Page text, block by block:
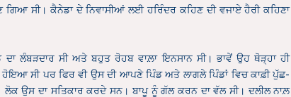
ਸੀ। ਕੈਨੇਡਾ ਦੇ ਨਿਵਾਸੀਆਂ ਲਈ ਹਰਿੰਦਰ ਕਹਿਣ ਦੀ ਵਜਾਏ ਹੈਰੀ ਕਹਿਣਾ
ਦਾ ਲੰਬੜਦਾਰ ਸੀ ਅਤੇ ਬਹੁਤ ਰੋਹਬ ਵਾਲ਼ਾ ਇਨਸਾਨ ਸੀ। ਭਾਵੇਂ ਉਹ ਥੋੜ੍ਹਾ ਹੀ
ਸੀ ਪਰ ਫਿਰ ਵੀ ਉਸ ਦੀ ਆਪਣੇ ਪਿੰਡ ਅਤੇ ਲਾਗਲੇ ਪਿੰਡਾਂ ਵਿਚ ਕਾਫ਼ੀ ਪੁੱਛ-
ਲੋਕ ਉਸ ਦਾ ਸਤਿਕਾਰ ਕਰਦੇ ਸਨ। ਬਾਪੂ ਨੂੰ ਗੱਲ ਕਰਨ ਦਾ ਵੱਲ ਸੀ। ਦਲੀਲ ਨਾਲ਼